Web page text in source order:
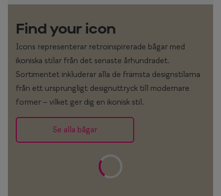
Find your icon
Icons representerar retroinspirerade bågar med
ikoniska stilar från det senaste århundradet.
Sortimentet inkluderar alla de främsta designstilarna
från ett ursprungligt designuttryck till modernare
former – vilket ger dig en ikonisk stil.
Se alla bågar